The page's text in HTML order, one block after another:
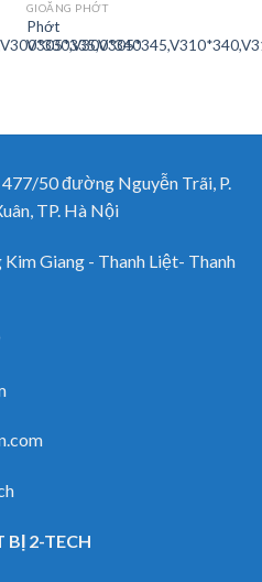
GIOĂNG PHỚT
Phớt
50 đường Nguyễn Trãi, P.
TP. Hà Nội
Giang - Thanh Liệt- Thanh
BỊ 2-TECH